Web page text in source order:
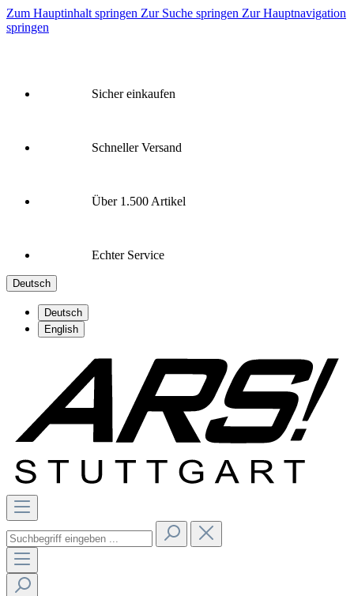
Zum Hauptinhalt springen Zur Suche springen Zur Hauptnavigation
springen
Sicher einkaufen
Schneller Versand
Über 1.500 Artikel
Echter Service
Deutsch
Deutsch
English